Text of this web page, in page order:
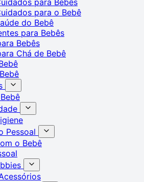
para o Bebê
do Bebê
para Bebês
Bebês
Chá de Bebê
Pessoal
o Bebê